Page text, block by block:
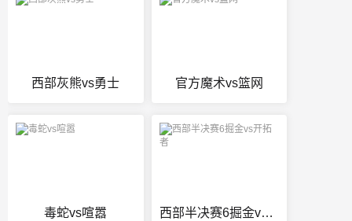
西部灰熊vs勇士 官方魔术vs篮网
毒蛇vs喧嚣 西部半决赛6掘金vs开拓者